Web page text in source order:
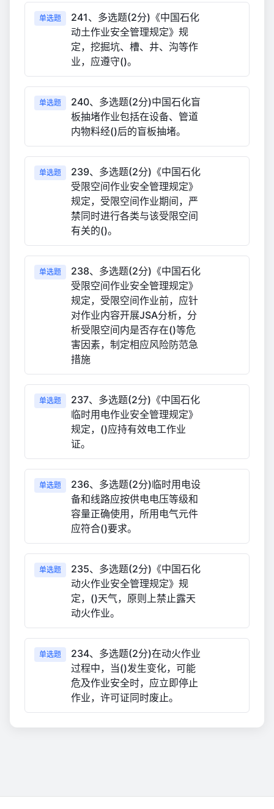
单选题
241、多选题(2分)《中国石化
动土作业安全管理规定》规
定，挖掘坑、槽、井、沟等作
业，应遵守()。
单选题
240、多选题(2分)中国石化盲
板抽堵作业包括在设备、管道
内物料经()后的盲板抽堵。
单选题
239、多选题(2分)《中国石化
受限空间作业安全管理规定》
规定，受限空间作业期间，严
禁同时进行各类与该受限空间
有关的()。
单选题
238、多选题(2分)《中国石化
受限空间作业安全管理规定》
规定，受限空间作业前，应针
对作业内容开展JSA分析，分
析受限空间内是否存在()等危
害因素，制定相应风险防范急
措施
单选题
237、多选题(2分)《中国石化
临时用电作业安全管理规定》
规定，()应持有效电工作业
证。
单选题
236、多选题(2分)临时用电设
备和线路应按供电电压等级和
容量正确使用，所用电气元件
应符合()要求。
单选题
235、多选题(2分)《中国石化
动火作业安全管理规定》规
定，()天气，原则上禁止露天
动火作业。
单选题
234、多选题(2分)在动火作业
过程中，当()发生变化，可能
危及作业安全时，应立即停止
作业，许可证同时废止。